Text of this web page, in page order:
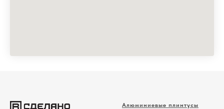
Алюминиевые плинтусы